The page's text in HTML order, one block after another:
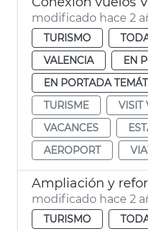
modificado hace 2
TURISMO
VALENCIA
EN
EN PORTADA
TURISME
VISIT
VACANCES
AEROPORT
modificado hace 2
TURISMO